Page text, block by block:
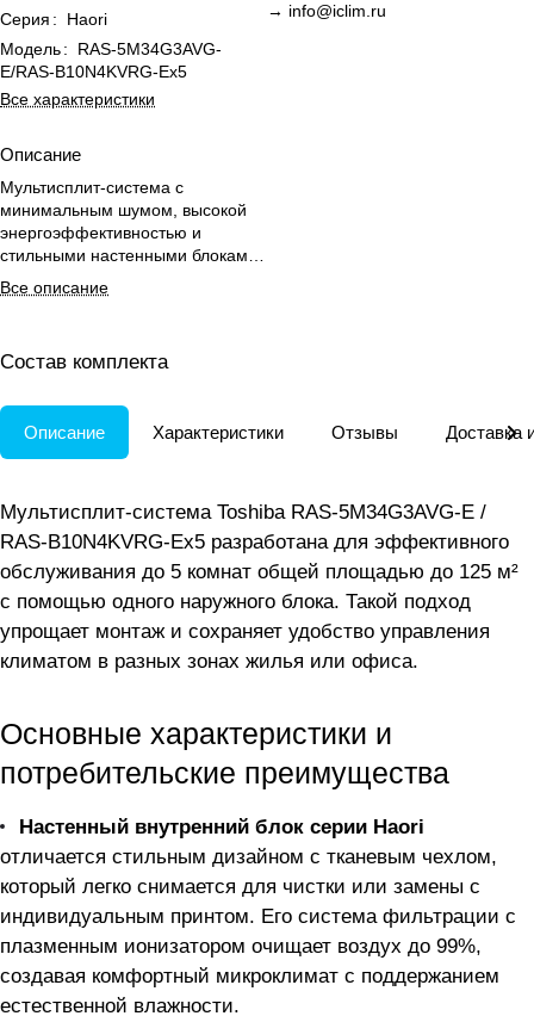
Серия :
Haori
Модель:
RAS-5M34G3AVG-
E/RAS-B10N4KVRG-Ex5
Все характеристики
Описание
Мультисплит-система с
минимальным шумом, высокой
энергоэффективностью и
стильными настенными блоками
для 5 комнат в офисе или доме.
Все описание
→ info@iclim.ru
Состав комплекта
Описание Характеристики Отзывы Доставка
Мультисплит-система Toshiba RAS-5M34G3AVG-E /
RAS-B10N4KVRG-Ex5 разработана для эффективного
обслуживания до 5 комнат общей площадью до 125 м²
с помощью одного наружного блока. Такой подход
упрощает монтаж и сохраняет удобство управления
климатом в разных зонах жилья или офиса.
Основные характеристики и
потребительские преимущества
Настенный внутренний блок серии Haori
отличается стильным дизайном с тканевым чехлом,
который легко снимается для чистки или замены с
индивидуальным принтом. Его система фильтрации с
плазменным ионизатором очищает воздух до 99%,
создавая комфортный микроклимат с поддержанием
естественной влажности.